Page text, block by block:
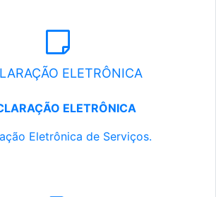
ELETRÔNICA
ELETRÔNICA
Eletrônica de Serviços.